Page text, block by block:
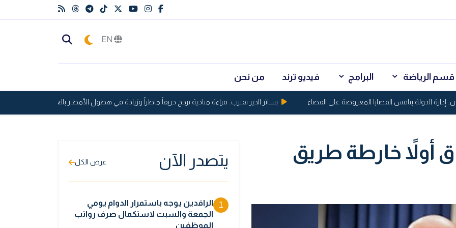
قسم الرياضة البرامج فيديو ترند من نحن
الدولة يناقش القضايا المعروضة على القضاء بشائر الخير تقترب.. قراءة مناخية ترجح خريفاً ماطراً وزيادة في هطول الأمطار بالعراق
أولاً خارطة طريق
يتصدر الآن عرض الكل
1
الرافدين يوجه باستمرار الدوام يومي
الجمعة والسبت لاستكمال صرف رواتب
الموظفين